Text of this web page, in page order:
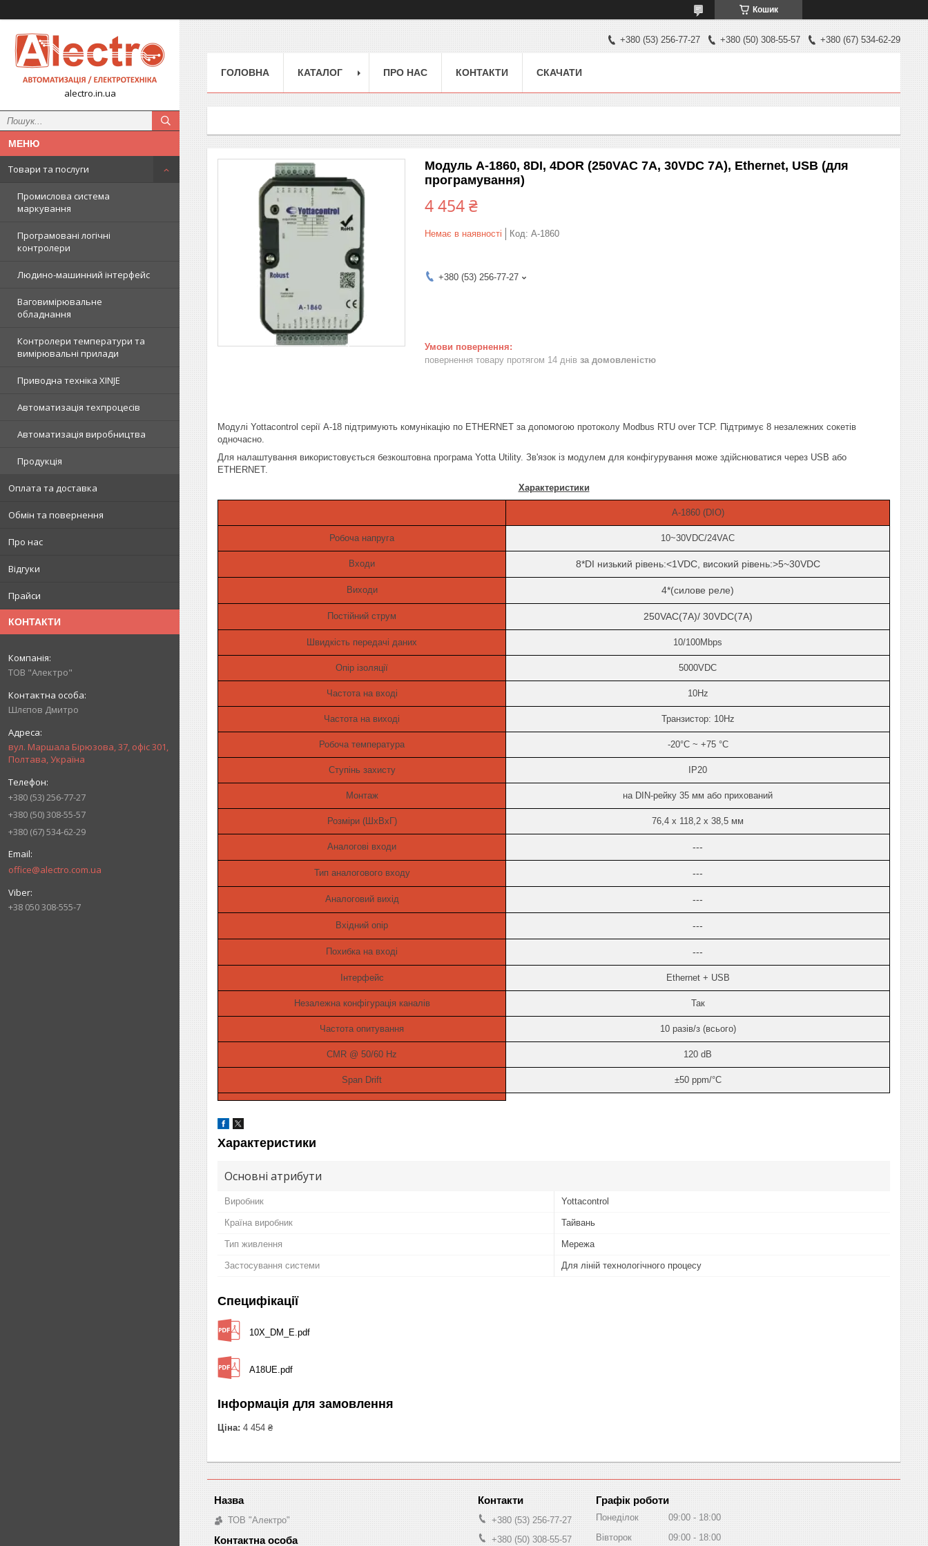
Кошик
alectro.in.ua
Товари та послуги
Промислова система
маркування
Програмовані логічні
контролери
Людино-машинний інтерфейс
Ваговимірювальне
обладнання
Контролери температури та
вимірювальні прилади
Приводна техніка XINJE
Автоматизація техпроцесів
Автоматизація виробництва
Продукція
Оплата та доставка
Обмін та повернення
Про нас
Відгуки
Прайси
КОНТАКТИ
ТОВ "Алектро"
Шлєпов Дмитро
вул. Маршала Бірюзова, 37, офіс 301,
Полтава, Україна
+380 (53) 256-77-27
+380 (50) 308-55-57
+380 (67) 534-62-29
office@alectro.com.ua
+38 050 308-555-7
+380 (53) 256-77-27 +380 (50) 308-55-57 +380 (67) 534-62-29
ГОЛОВНА КАТАЛОГ ПРО НАС КОНТАКТИ СКАЧАТИ
Модуль A-1860, 8DI, 4DOR (250VAC 7A, 30VDC 7A), Ethernet, USB (для
програмування)
4 454 ₴
Немає в наявності Код: А-1860
+380 (53) 256-77-27
повернення товару протягом 14 днів за домовленістю
Модулі Yottacontrol серії A-18 підтримують комунікацію по ETHERNET за допомогою протоколу Modbus RTU over TCP. Підтримує 8 незалежних сокетів
одночасно.
Для налаштування використовується безкоштовна програма Yotta Utility. Зв'язок із модулем для конфігурування може здійснюватися через USB або
ETHERNET.
Характеристики
A-1860 (DIO)
Робоча напруга 10~30VDC/24VAC
Входи 8*DI низький рівень:<1VDC, високий рівень:>5~30VDC
Виходи 4*(силове реле)
Постійний струм 250VAC(7A)/ 30VDC(7A)
Швидкість передачі даних 10/100Mbps
Опір ізоляції 5000VDC
Частота на вході 10Hz
Частота на виході Транзистор: 10Hz
Робоча температура -20°C ~ +75 °C
Ступінь захисту IP20
Монтаж на DIN-рейку 35 мм або прихований
Розміри (ШхВхГ) 76,4 х 118,2 х 38,5 мм
Аналогові входи ---
Тип аналогового входу ---
Аналоговий вихід ---
Вхідний опір ---
Похибка на вході ---
Інтерфейс Ethernet + USB
Незалежна конфігурація каналів Так
Частота опитування 10 разів/з (всього)
CMR @ 50/60 Hz 120 dB
Span Drift ±50 ppm/°C
Характеристики
Основні атрибути
Виробник Yottacontrol
Країна виробник Тайвань
Тип живлення Мережа
Застосування системи Для ліній технологічного процесу
Специфікації
10X_DM_E.pdf
A18UE.pdf
Інформація для замовлення
Ціна: 4 454 ₴
ТОВ "Алектро"
+380 (53) 256-77-27
+380 (50) 308-55-57
Графік роботи
Понеділок 09:00
18:00
Вівторок
09:00 18:00